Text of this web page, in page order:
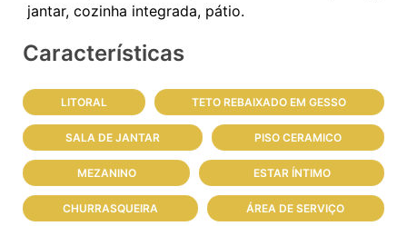
Características
LITORAL TETO REBAIXADO EM GESSO
SALA DE JANTAR PISO CERAMICO
MEZANINO ESTAR ÍNTIMO
CHURRASQUEIRA ÁREA DE SERVIÇO